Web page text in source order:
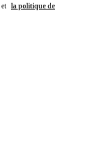
et la politique de